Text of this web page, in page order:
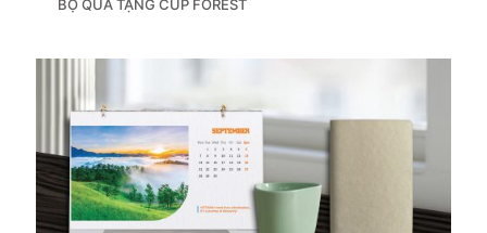
BỘ QUÀ TẶNG CUP FOREST